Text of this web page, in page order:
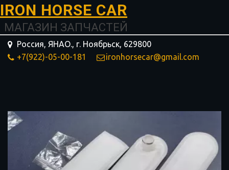
I­­RON HORSE ­­­­­­CAR
МАГАЗИН ЗАПЧАСТЕЙ
Россия, ЯНАО., г. Ноябрьск, 629800
+7(922)-05-00-181
ironhorsecar@gmail.com